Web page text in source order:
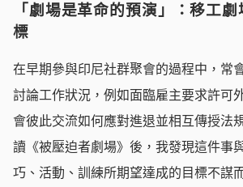
「劇場是革命的預演」：移工
標
在早期參與印尼社群聚會的過程中，常
討論工作狀況，例如面臨雇主要求許可
會彼此交流如何應對進退並相互傳授法
讀《被壓迫者劇場》後，我發現這件事
巧、活動、訓練所期望達成的目標不謀